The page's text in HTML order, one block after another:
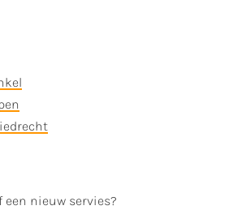
een nieuw servies?